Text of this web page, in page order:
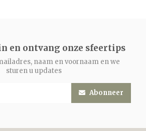
en ontvang onze sfeertips
naam en voornaam en we
sturen u updates
Abonneer